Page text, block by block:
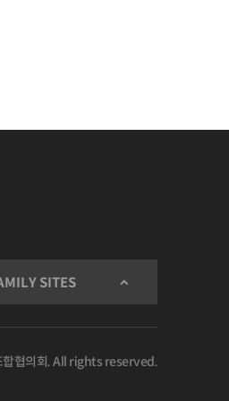
SITES
협의회. All rights reserved.